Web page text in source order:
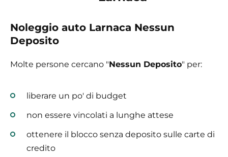
Noleggio auto Larnaca Nessun
Deposito
Molte persone cercano "Nessun Deposito" per:
liberare un po' di budget
non essere vincolati a lunghe attese
ottenere il blocco senza deposito sulle carte di
credito